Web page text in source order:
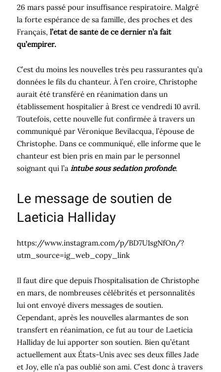
26 mars passé pour insuffisance respiratoire. Malgré
la forte espérance de sa famille, des proches et des
Français, l’état de santé de ce dernier n’a fait
qu’empirer.
C’est du moins les nouvelles très peu rassurantes qu’a
données le fils du chanteur. À l’en croire, Christophe
aurait été transféré en réanimation dans un
établissement hospitalier à Brest ce vendredi 10 avril.
Toutefois, cette nouvelle fut confirmée à travers un
communiqué par Véronique Bevilacqua, l’épouse de
Christophe. Dans ce communiqué, elle informe que le
chanteur est bien pris en main par le personnel
soignant qui l’a intubé sous sédation profonde.
Le message de soutien de
Laeticia Halliday
https://www.instagram.com/p/BD7U1sgNfOn/?
utm_source=ig_web_copy_link
Il faut dire que depuis l’hospitalisation de Christophe
en mars, de nombreuses célébrités et personnalités
lui ont envoyé divers messages de soutien.
Cependant, après les nouvelles alarmantes de son
transfert en réanimation, ce fut au tour de Laeticia
Halliday de lui apporter son soutien. Bien qu’étant
actuellement aux États-Unis avec ses deux filles Jade
et Joy, elle n’a pas oublié son ami. C’est donc à travers